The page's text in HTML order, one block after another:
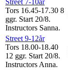
Tors 16.45-17.30 8
ggr. Start 20/8.
Instructors Sanna.
Street 9-12år
Tors 18.00-18.40
12 ggr. Start 20/8.
Instructors Anna.